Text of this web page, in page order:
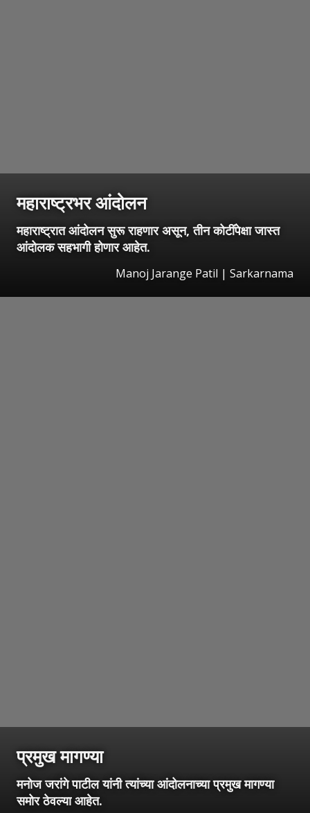
महाराष्ट्रभर आंदोलन
महाराष्ट्रात आंदोलन सुरू राहणार असून, तीन कोटींपेक्षा जास्त
आंदोलक सहभागी होणार आहेत.
Manoj Jarange Patil | Sarkarnama
प्रमुख मागण्या
मनोज जरांगे पाटील यांनी त्यांच्या आंदोलनाच्या प्रमुख मागण्या
समोर ठेवल्या आहेत.